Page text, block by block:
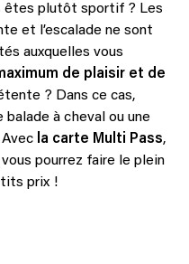
êtes plutôt sportif ? Les
et l’escalade ne sont
auxquelles vous
de plaisir et de
? Dans ce cas,
balade à cheval ou une
Avec la carte Multi Pass,
pourrez faire le plein
prix !